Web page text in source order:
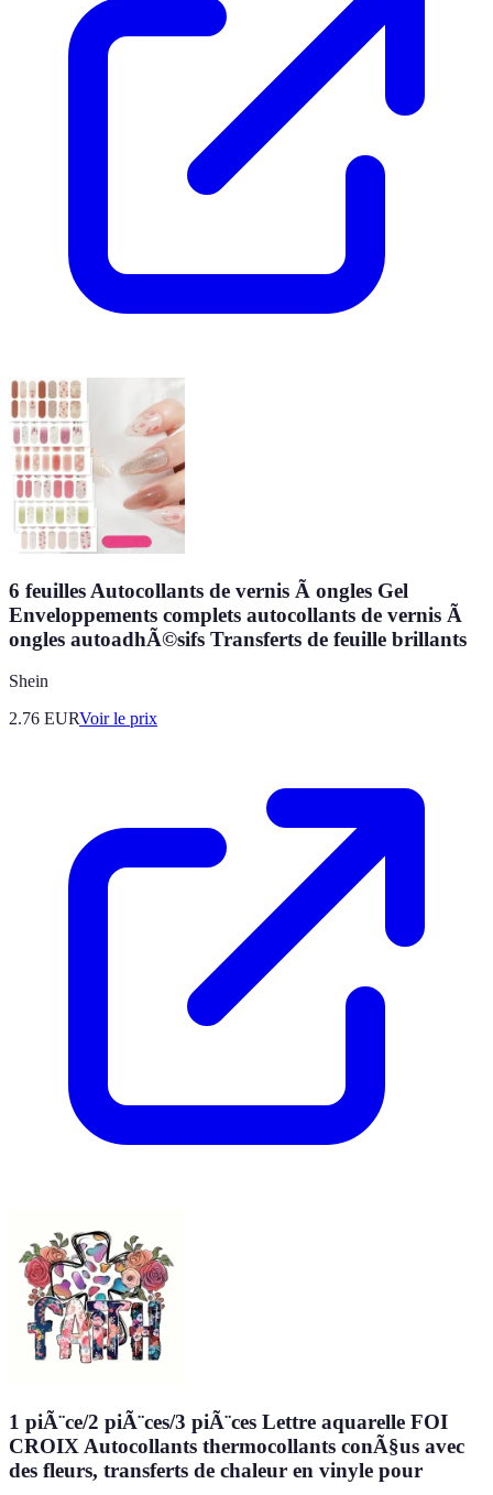
6 feuilles Autocollants de vernis Ã ongles Gel
Enveloppements complets autocollants de vernis Ã
ongles autoadhÃ©sifs Transferts de feuille brillants
Shein
2.76 EURVoir le prix
1 piÃ¨ce/2 piÃ¨ces/3 piÃ¨ces Lettre aquarelle FOI
CROIX Autocollants thermocollants conÃ§us avec
des fleurs, transferts de chaleur en vinyle pour